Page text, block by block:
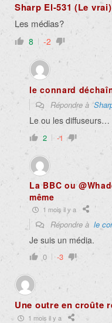
Sharp El-531 (Le vrai)
Les médias?
8 -2
le connard
Répondre à
Le ou les diffuseurs…
2 -1
La BBC ou
même
1 mois il y a
Répondre à le
Je suis un média.
0 -3
Une outre en croûte
1 mois il y a